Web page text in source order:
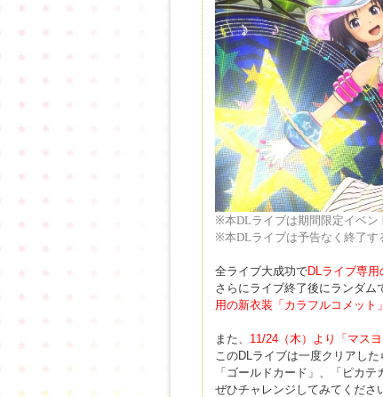
※本DLライブは期間限定イベン
※本DLライブは予告なく終了す
全ライブ大成功でDLライブ専
さらにライブ終了後にランダム
用の新衣装「カラフルコメット」
また、 11/24（木）より「マス
このDLライブは一度クリアし
「ゴールドカード」、「ピカ
ぜひチャレンジしてみてくださ